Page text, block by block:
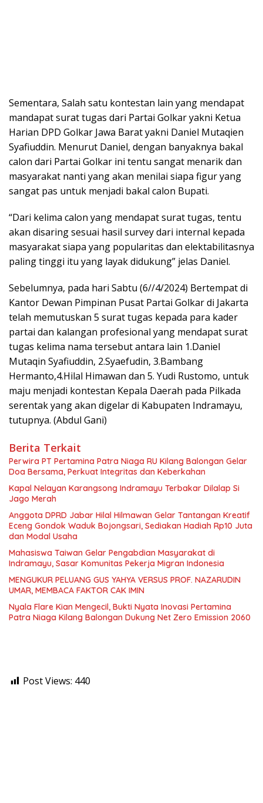
Sementara, Salah satu kontestan lain yang mendapat
mandapat surat tugas dari Partai Golkar yakni Ketua
Harian DPD Golkar Jawa Barat yakni Daniel Mutaqien
Syafiuddin. Menurut Daniel, dengan banyaknya bakal
calon dari Partai Golkar ini tentu sangat menarik dan
masyarakat nanti yang akan menilai siapa figur yang
sangat pas untuk menjadi bakal calon Bupati.
“Dari kelima calon yang mendapat surat tugas, tentu
akan disaring sesuai hasil survey dari internal kepada
masyarakat siapa yang popularitas dan elektabilitasnya
paling tinggi itu yang layak didukung” jelas Daniel.
Sebelumnya, pada hari Sabtu (6//4/2024) Bertempat di
Kantor Dewan Pimpinan Pusat Partai Golkar di Jakarta
telah memutuskan 5 surat tugas kepada para kader
partai dan kalangan profesional yang mendapat surat
tugas kelima nama tersebut antara lain 1.Daniel
Mutaqin Syafiuddin, 2.Syaefudin, 3.Bambang
Hermanto,4.Hilal Himawan dan 5. Yudi Rustomo, untuk
maju menjadi kontestan Kepala Daerah pada Pilkada
serentak yang akan digelar di Kabupaten Indramayu,
tutupnya. (Abdul Gani)
Berita Terkait
Perwira PT Pertamina Patra Niaga RU Kilang Balongan Gelar
Doa Bersama, Perkuat Integritas dan Keberkahan
Kapal Nelayan Karangsong Indramayu Terbakar Dilalap Si
Jago Merah
Anggota DPRD Jabar Hilal Hilmawan Gelar Tantangan Kreatif
Eceng Gondok Waduk Bojongsari, Sediakan Hadiah Rp10 Juta
dan Modal Usaha
Mahasiswa Taiwan Gelar Pengabdian Masyarakat di
Indramayu, Sasar Komunitas Pekerja Migran Indonesia
MENGUKUR PELUANG GUS YAHYA VERSUS PROF. NAZARUDIN
UMAR, MEMBACA FAKTOR CAK IMIN
Nyala Flare Kian Mengecil, Bukti Nyata Inovasi Pertamina
Patra Niaga Kilang Balongan Dukung Net Zero Emission 2060
Post Views: 440